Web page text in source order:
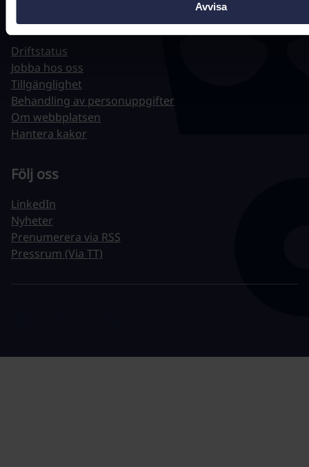
Avvisa
Hitta snabbt
Driftstatus
Jobba hos oss
Tillgänglighet
Behandling av personuppgifter
Om webbplatsen
Hantera kakor
Följ oss
LinkedIn
Nyheter
Prenumerera via RSS
Pressrum (Via TT)